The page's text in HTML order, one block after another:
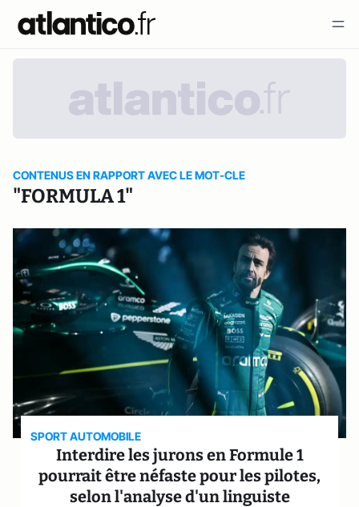
CONTENUS EN RAPPORT AVEC LE MOT-CLE
"FORMULA 1"
SPORT AUTOMOBILE
Interdire les jurons en Formule 1
pourrait être néfaste pour les pilotes,
selon l'analyse d'un linguiste